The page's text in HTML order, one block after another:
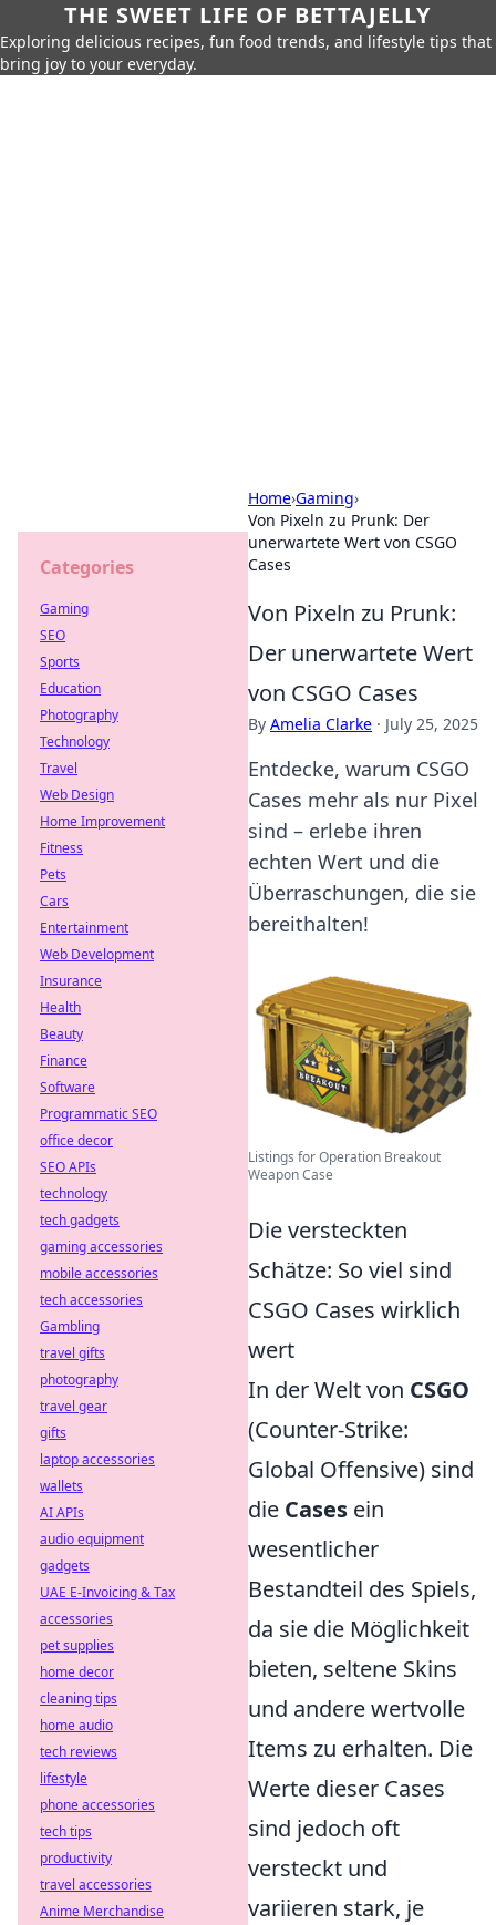
THE SWEET LIFE OF BETTAJELLY
Exploring delicious recipes, fun food trends, and lifestyle tips that
bring joy to your everyday.
Home›Gaming›
Von Pixeln zu Prunk: Der
unerwartete Wert von CSGO
Cases
Von Pixeln zu Prunk:
Der unerwartete Wert
von CSGO Cases
By Amelia Clarke · July 25, 2025
Entdecke, warum CSGO
Cases mehr als nur Pixel
sind – erlebe ihren
echten Wert und die
Überraschungen, die sie
bereithalten!
Listings for Operation Breakout
Weapon Case
Die versteckten
Schätze: So viel sind
CSGO Cases wirklich
wert
In der Welt von CSGO
(Counter-Strike:
Global Offensive) sind
die Cases ein
wesentlicher
Bestandteil des Spiels,
da sie die Möglichkeit
bieten, seltene Skins
und andere wertvolle
Items zu erhalten. Die
Werte dieser Cases
sind jedoch oft
versteckt und
variieren stark, je
Categories
Gaming
SEO
Sports
Education
Photography
Technology
Travel
Web Design
Home Improvement
Fitness
Pets
Cars
Entertainment
Web Development
Insurance
Health
Beauty
Finance
Software
Programmatic SEO
office decor
SEO APIs
technology
tech gadgets
gaming accessories
mobile accessories
tech accessories
Gambling
travel gifts
photography
travel gear
gifts
laptop accessories
wallets
AI APIs
audio equipment
gadgets
UAE E-Invoicing & Tax
accessories
pet supplies
home decor
cleaning tips
home audio
tech reviews
lifestyle
phone accessories
tech tips
productivity
travel accessories
Anime Merchandise